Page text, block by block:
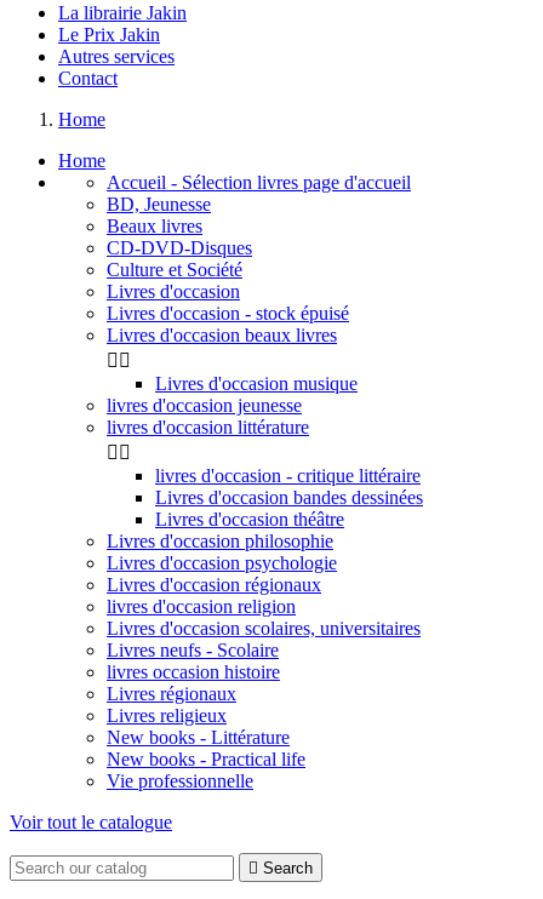
La librairie Jakin
Le Prix Jakin
Autres services
Contact
Home
Home
Accueil - Sélection livres page d'accueil
BD, Jeunesse
Beaux livres
CD-DVD-Disques
Culture et Société
Livres d'occasion
Livres d'occasion - stock épuisé
Livres d'occasion beaux livres
 
Livres d'occasion musique
livres d'occasion jeunesse
livres d'occasion littérature
 
livres d'occasion - critique littéraire
Livres d'occasion bandes dessinées
Livres d'occasion théâtre
Livres d'occasion philosophie
Livres d'occasion psychologie
Livres d'occasion régionaux
livres d'occasion religion
Livres d'occasion scolaires, universitaires
Livres neufs - Scolaire
livres occasion histoire
Livres régionaux
Livres religieux
New books - Littérature
New books - Practical life
Vie professionnelle
Voir tout le catalogue
 Search